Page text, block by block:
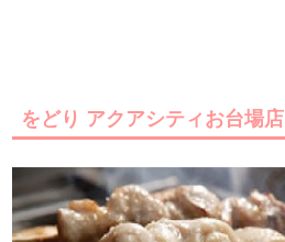
をどり アクアシティお台場店